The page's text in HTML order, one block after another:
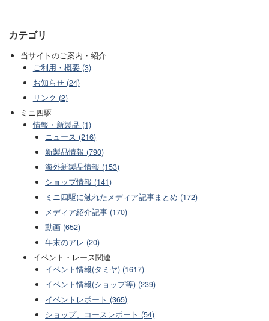
カテゴリ
当サイトのご案内・紹介
ご利用・概要 (3)
お知らせ (24)
リンク (2)
ミニ四駆
情報・新製品 (1)
ニュース (216)
新製品情報 (790)
海外新製品情報 (153)
ショップ情報 (141)
ミニ四駆に触れたメディア記事まとめ (172)
メディア紹介記事 (170)
動画 (652)
年末のアレ (20)
イベント・レース関連
イベント情報(タミヤ) (1617)
イベント情報(ショップ等) (239)
イベントレポート (365)
ショップ、コースレポート (54)